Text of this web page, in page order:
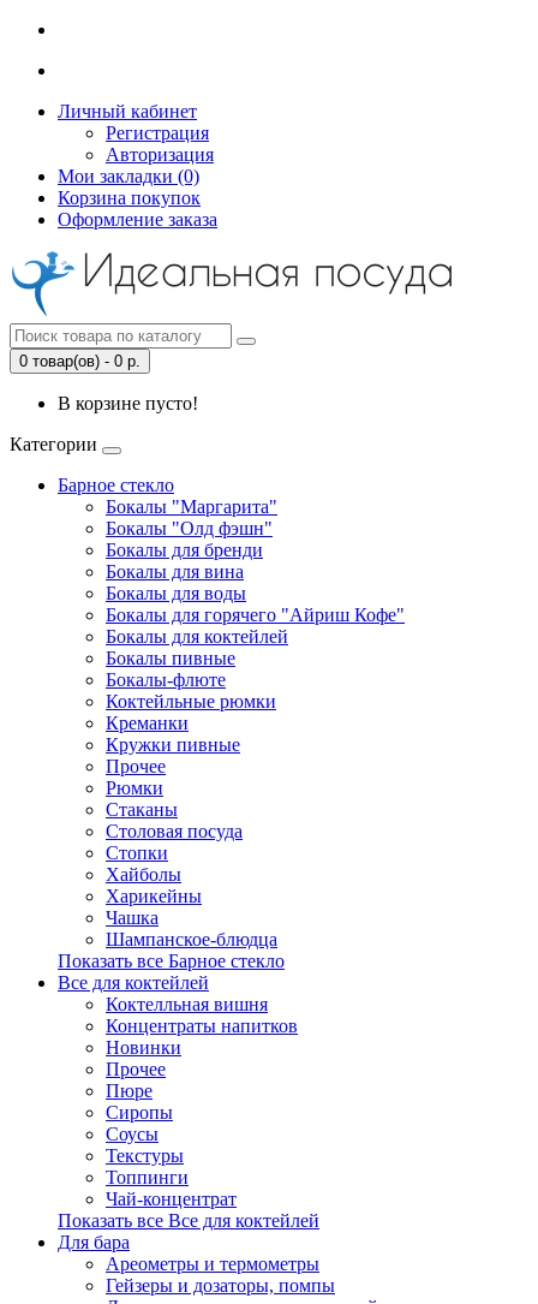
Личный кабинет
Регистрация
Авторизация
Мои закладки (0)
Корзина покупок
Оформление заказа
0 товар(ов) - 0 р.
В корзине пусто!
Категории
Барное стекло
Бокалы "Маргарита"
Бокалы "Олд фэшн"
Бокалы для бренди
Бокалы для вина
Бокалы для воды
Бокалы для горячего "Айриш Кофе"
Бокалы для коктейлей
Бокалы пивные
Бокалы-флюте
Коктейльные рюмки
Креманки
Кружки пивные
Прочее
Рюмки
Стаканы
Столовая посуда
Стопки
Хайболы
Харикейны
Чашка
Шампанское-блюдца
Показать все Барное стекло
Все для коктейлей
Коктелльная вишня
Концентраты напитков
Новинки
Прочее
Пюре
Сиропы
Соусы
Текстуры
Топпинги
Чай-концентрат
Показать все Все для коктейлей
Для бара
Ареометры и термометры
Гейзеры и дозаторы, помпы